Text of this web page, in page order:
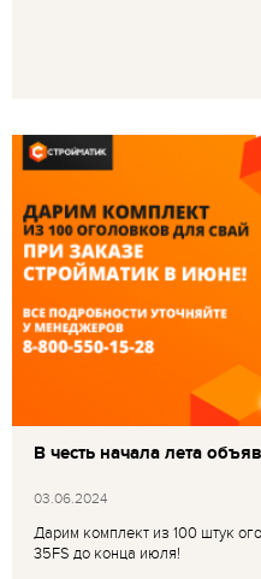
В честь начала лета
03.06.2024
Дарим комплект из 100 штук
35FS до конца июля!